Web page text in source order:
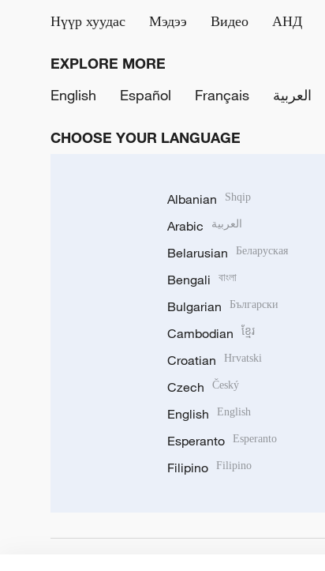
Нүүр хуудас Мэдээ Видео АНД
EXPLORE MORE
English
Español Français العربية
CHOOSE YOUR LANGUAGE
Albanian Shqip
Arabic العربية
Belarusian Беларуская
Bengali বাংলা
Bulgarian Български
Cambodian ខ្មែរ
Croatian Hrvatski
Czech Český
English English
Esperanto Esperanto
Filipino Filipino